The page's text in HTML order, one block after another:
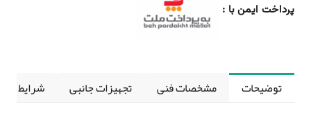
پرداخت ایمن با :
توضیحات مشخصات فنی تجهیزات جانبی شرایط